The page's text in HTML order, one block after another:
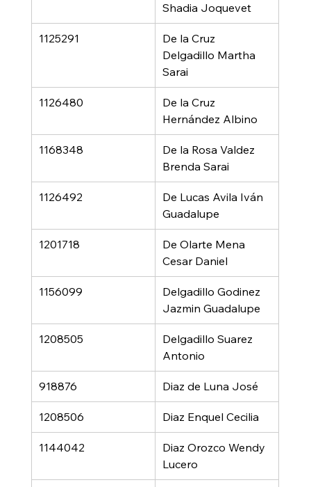
Shadia Joquevet
1125291
De la Cruz
Delgadillo Martha
Sarai
1126480
De la Cruz
Hernández Albino
1168348
De la Rosa Valdez
Brenda Sarai
1126492
De Lucas Avila Iván
Guadalupe
1201718
De Olarte Mena
Cesar Daniel
1156099
Delgadillo Godinez
Jazmin Guadalupe
1208505
Delgadillo Suarez
Antonio
918876 Diaz de Luna José
1208506 Diaz Enquel Cecilia
1144042
Diaz Orozco Wendy
Lucero